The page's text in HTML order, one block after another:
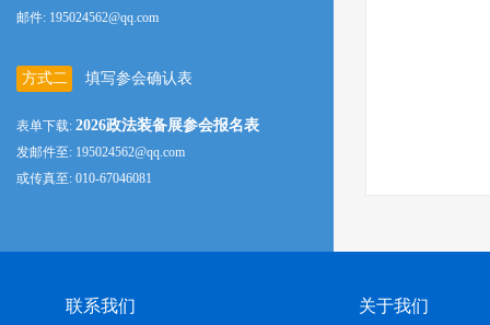
邮件: 195024562@qq.com
方式二 填写参会确认表
表单下载: 2026政法装备展参会报名表
发邮件至: 195024562@qq.com
或传真至: 010-67046081
联系我们 关于我们